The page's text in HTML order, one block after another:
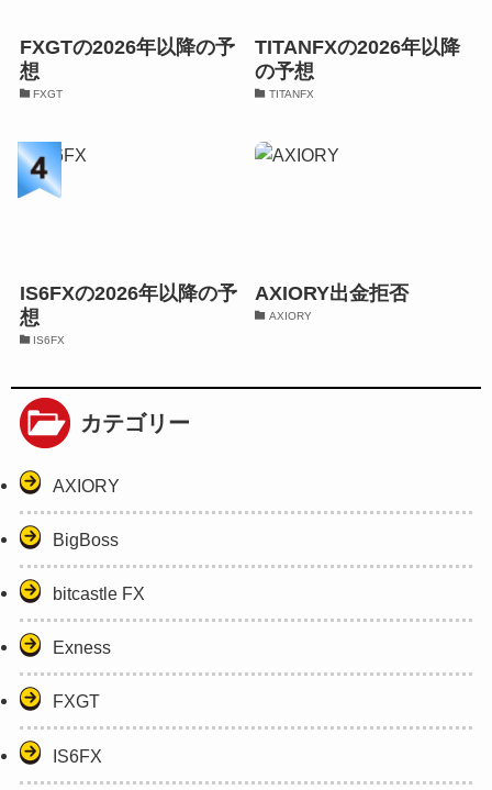
FXGTの2026年以降の予
想
FXGT
TITANFXの2026年以降
の予想
TITANFX
IS6FXの2026年以降の予
想
IS6FX
AXIORY出金拒否
AXIORY
カテゴリー
AXIORY
BigBoss
bitcastle FX
Exness
FXGT
IS6FX